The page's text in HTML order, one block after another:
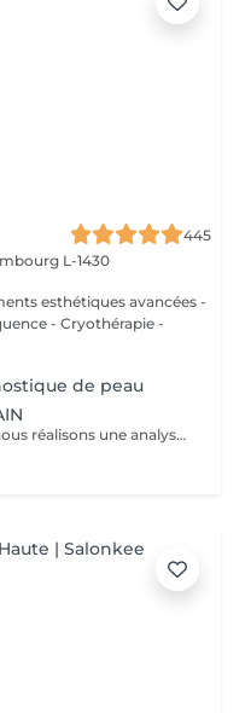
445
L-1430
esthétiques avancées -
- Cryothérapie -
de peau
Lors de la première consultation, nous réalisons une analyse personnalisée de votre peau et de votre routine cosmétique. Nous définissons ensuite un plan de traitement sur mesure, adapté à vos besoins et à vos objectifs.